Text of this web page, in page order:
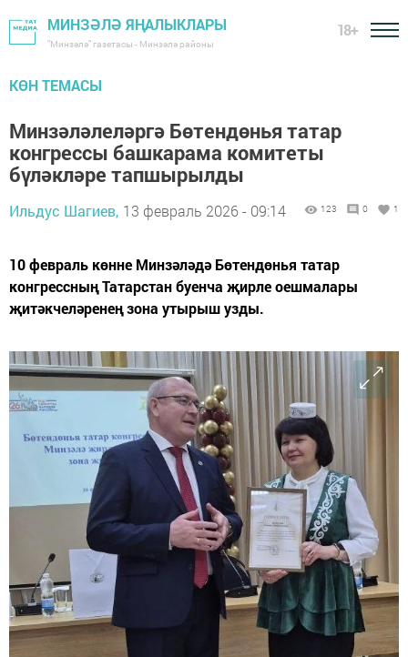
МИНЗӘЛӘ ЯҢАЛЫКЛАРЫ
"Минзәлә" газетасы - Минзәлә районы
18+
КӨН ТЕМАСЫ
Минзәләлеләргә Бөтендөнья татар
конгрессы башкарама комитеты
бүләкләре тапшырылды
Ильдус Шагиев, 13 февраль 2026 - 09:14 123 0 1
10 февраль көнне Минзәләдә Бөтендөнья татар
конгрессның Татарстан буенча җирле оешмалары
җитәкчеләренең зона утырыш узды.